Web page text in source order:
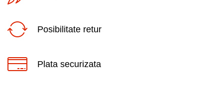
Posibilitate retur
Plata securizata